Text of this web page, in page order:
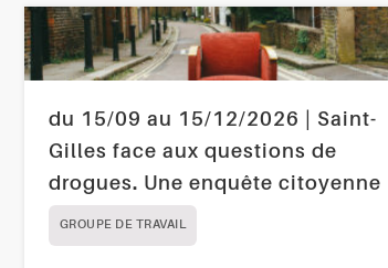
du 15/09 au 15/12/2026 | Saint-
Gilles face aux questions de
drogues. Une enquête citoyenne
GROUPE DE TRAVAIL